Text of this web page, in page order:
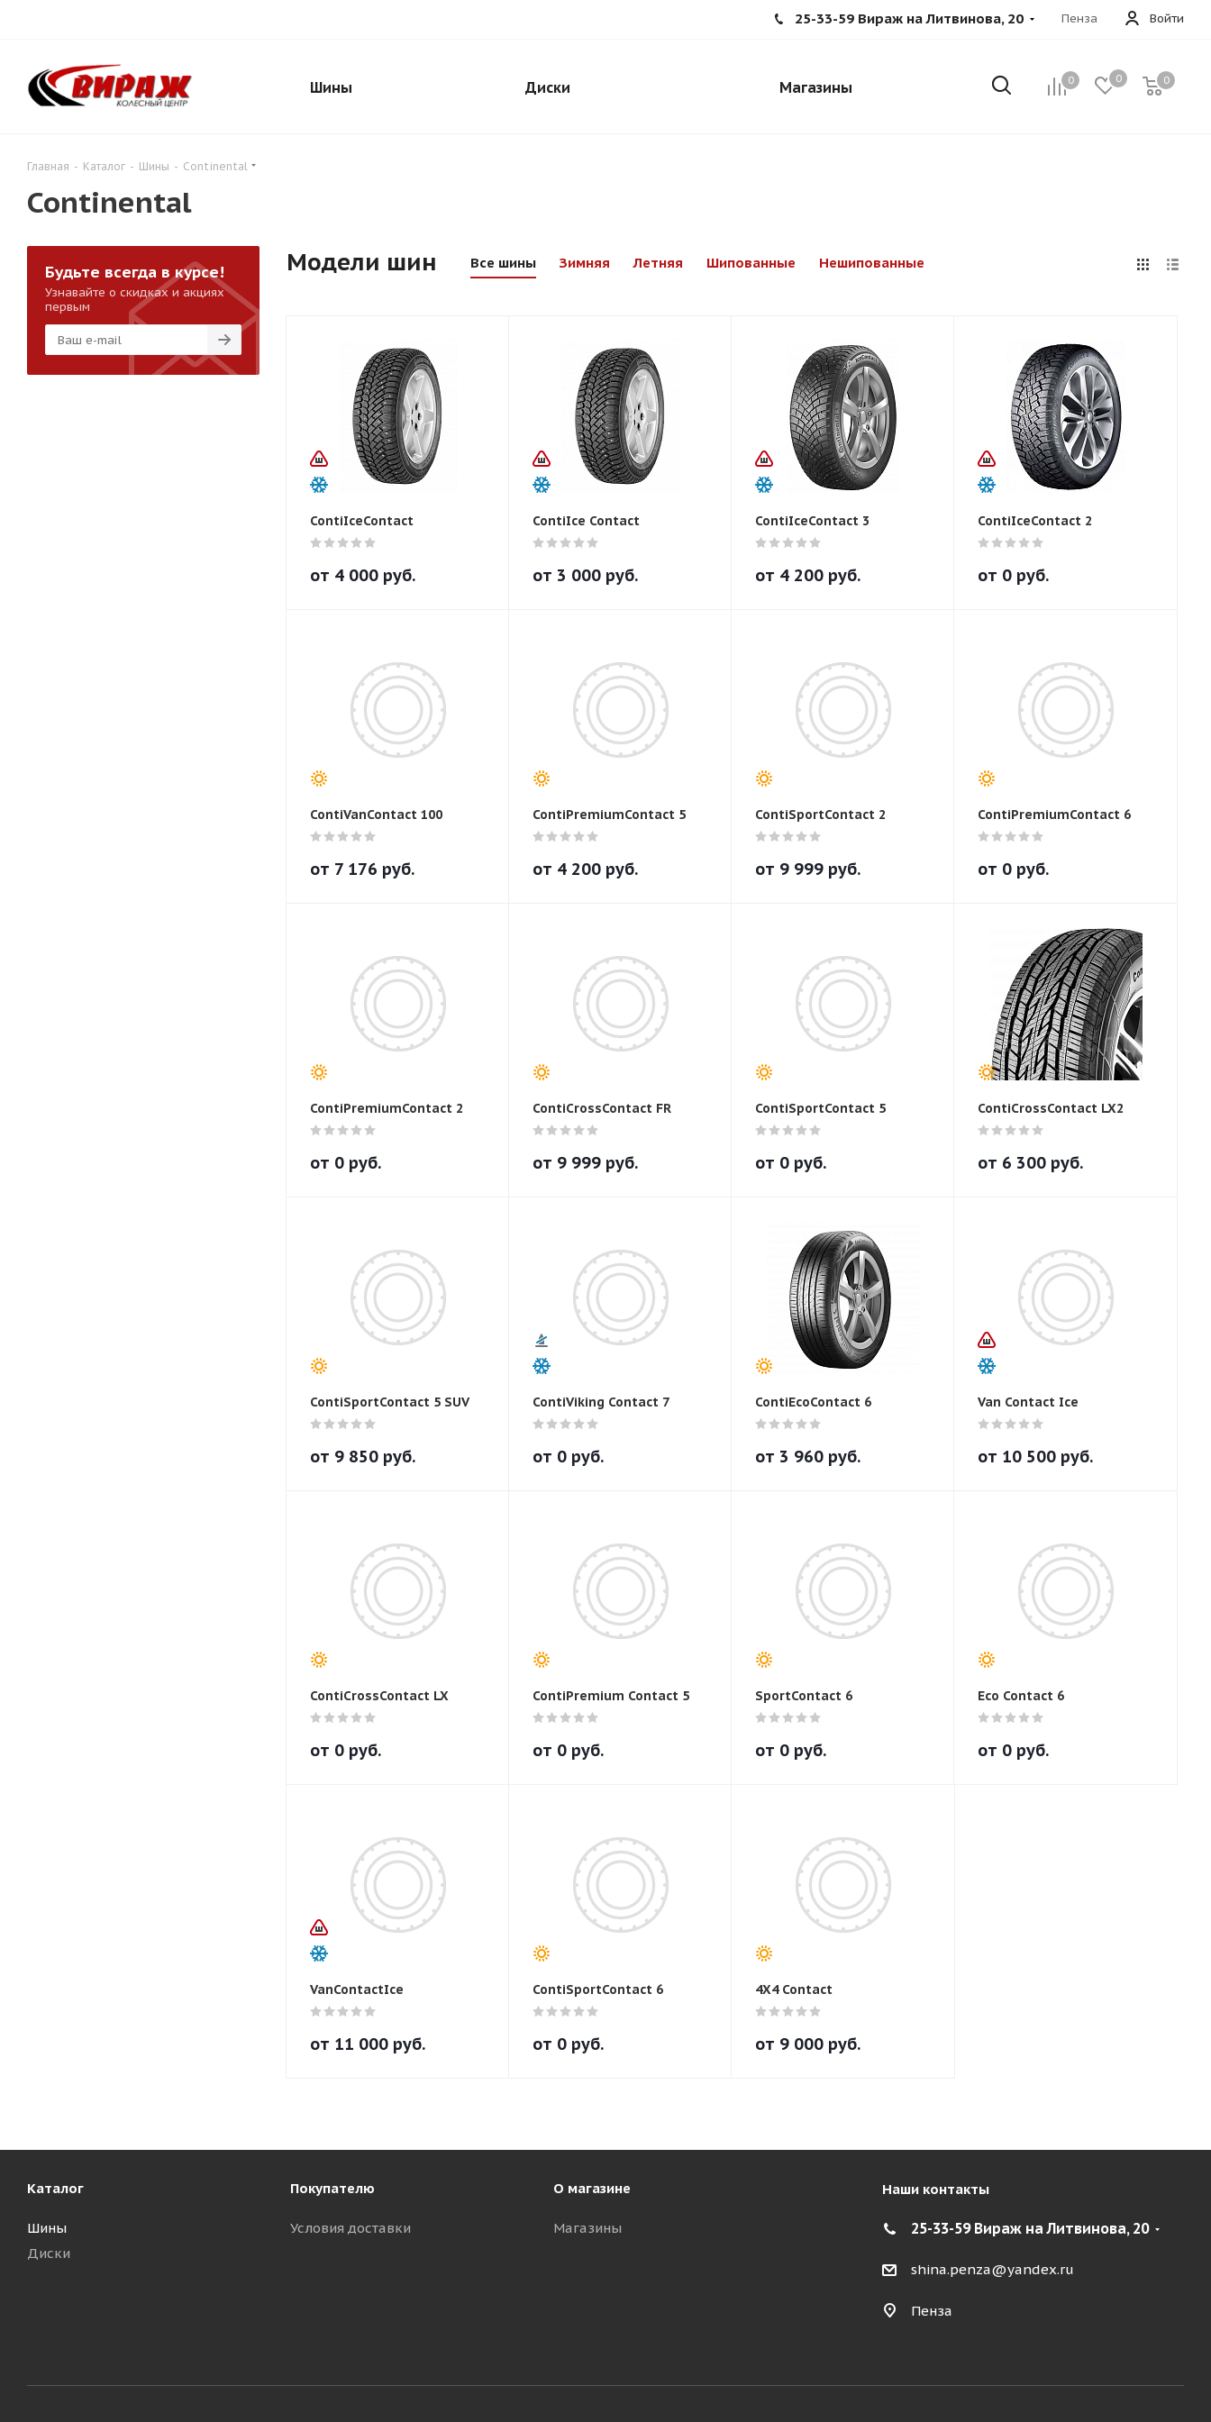
Войти
Пенза
25-33-59 Вираж на Литвинова, 20
0 0 0
Шины Диски Магазины
Главная - Каталог - Шины - Continental
Continental
Модели шин Все шины Зимняя Летняя Шипованные Нешипованные
ContiIceContact
от 4 000 руб.
ContiIce Contact
от 3 000 руб.
ContiIceContact 3
от 4 200 руб.
ContiIceContact 2
от 0 руб.
ContiVanContact 100
от 7 176 руб.
ContiPremiumContact 5
от 4 200 руб.
ContiSportContact 2
от 9 999 руб.
ContiPremiumContact 6
от 0 руб.
ContiPremiumContact 2
от 0 руб.
ContiCrossContact FR
от 9 999 руб.
ContiSportContact 5
от 0 руб.
ContiCrossContact LX2
от 6 300 руб.
ContiSportContact 5 SUV
от 9 850 руб.
ContiViking Contact 7
от 0 руб.
ContiEcoContact 6
от 3 960 руб.
Van Contact Ice
от 10 500 руб.
ContiCrossContact LX
от 0 руб.
ContiPremium Contact 5
от 0 руб.
SportContact 6
от 0 руб.
Eco Contact 6
от 0 руб.
VanContactIce
от 11 000 руб.
ContiSportContact 6
от 0 руб.
4X4 Contact
от 9 000 руб.
Будьте всегда в курсе!
Узнавайте о скидках и акциях
первым
Каталог
Шины
Диски
Покупателю
Условия доставки
О магазине
Магазины
Наши контакты
25-33-59 Вираж на Литвинова, 20
shina.penza@yandex.ru
Пенза